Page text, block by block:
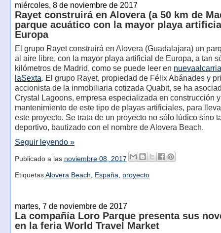
miércoles, 8 de noviembre de 2017
Rayet construirá en Alovera (a 50 km de
parque acuático con la mayor playa
Europa
El grupo Rayet construirá en Alovera (Guadalajara) un
al aire libre, con la mayor playa artificial de Europa, a tan
kilómetros de Madrid, como se puede leer en
laSexta. El grupo Rayet, propiedad de Félix Abánades y
accionista de la inmobiliaria cotizada Quabit, se ha
Crystal Lagoons, empresa especializada en construcción y
mantenimiento de este tipo de playas artificiales, para
este proyecto. Se trata de un proyecto no sólo lúdico sino
deportivo, bautizado con el nombre de Alovera Beach.
Seguir leyendo »
Publicado a las noviembre 08, 2017
Etiquetas Alovera Beach, España, proyecto
martes, 7 de noviembre de 2017
La compañía Loro Parque presenta sus
en la feria World Travel Market